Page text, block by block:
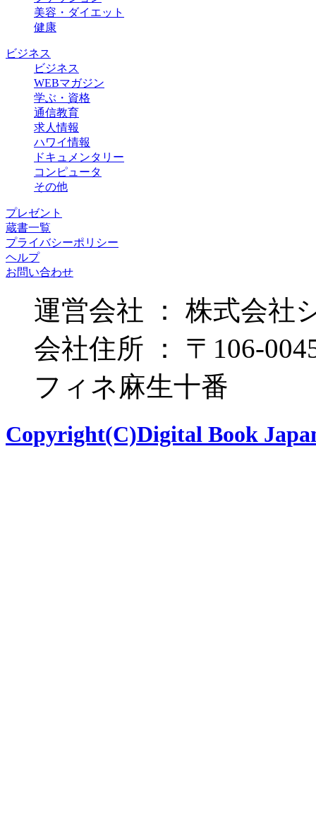
美容・ダイエット
健康
ビジネス
ビジネス
WEBマガジン
学ぶ・資格
通信教育
求人情報
ハワイ情報
ドキュメンタリー
コンピュータ
その他
プレゼント
蔵書一覧
プライバシーポリシー
ヘルプ
お問い合わせ
運営会社 ： 株式会社
会社住所 ： 〒106-
フィネ麻生十番
Copyright(C)Digital Book